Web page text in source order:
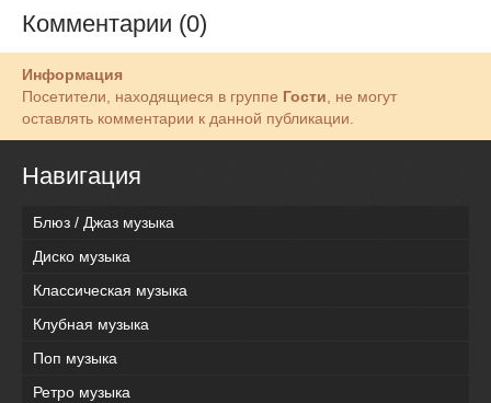
Комментарии (0)
Информация
Посетители, находящиеся в группе Гости, не могут
оставлять комментарии к данной публикации.
Навигация
Блюз / Джаз музыка
Диско музыка
Классическая музыка
Клубная музыка
Поп музыка
Ретро музыка